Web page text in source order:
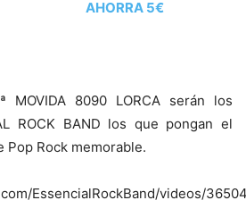
AHORRA 5€
MOVIDA 8090 LORCA serán los
ROCK BAND los que pongan el
Pop Rock memorable.
EssencialRockBand/videos/